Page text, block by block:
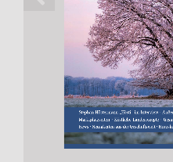
Stephan Höstermann „Hösti" im Interview ·
Marktplatzseiten  ·  Köstliche  Länderrezepte  ·
News · Neuigkeiten aus der Geschäftswelt ·